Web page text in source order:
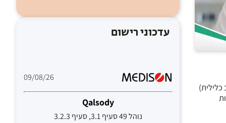
עדכוני רישום
09/08/26
Qalsody
נוהל 49 סעיף 3.1, סעיף 3.2.3